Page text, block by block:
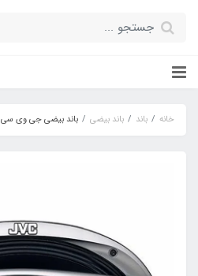
خانه باند باند بیضی باند بیضی جی وی سی CS-HX6958